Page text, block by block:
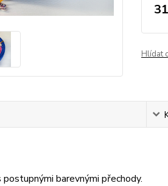
Hlídat
barevnými přechody.